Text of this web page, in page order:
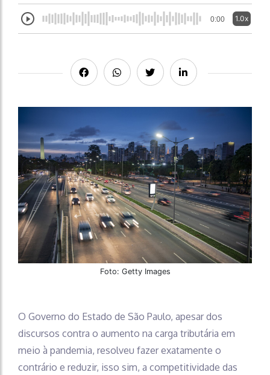
0:00 1.0x
Foto: Getty Images
O Governo do Estado de São Paulo, apesar dos
discursos contra o aumento na carga tributária em
meio à pandemia, resolveu fazer exatamente o
contrário e reduzir, isso sim, a competitividade das